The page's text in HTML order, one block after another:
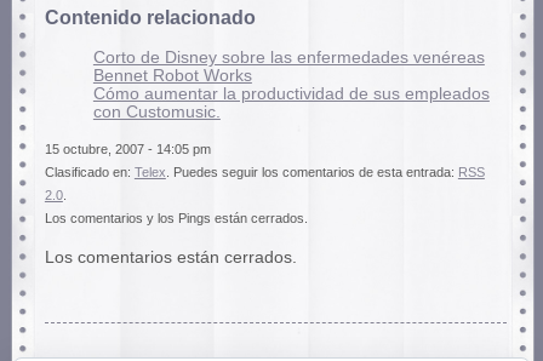
Contenido relacionado
Corto de Disney sobre las enfermedades venéreas
Bennet Robot Works
Cómo aumentar la productividad de sus empleados
con Customusic.
15 octubre, 2007 - 14:05 pm
Clasificado en: Telex . Puedes seguir los comentarios de esta entrada: RSS
2.0.
Los comentarios y los Pings están cerrados.
Los comentarios están cerrados.